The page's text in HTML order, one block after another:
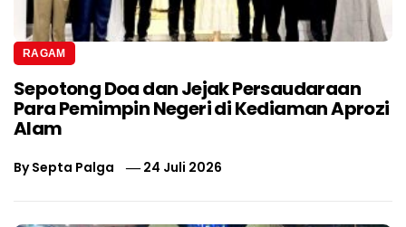
RAGAM
Sepotong Doa dan Jejak Persaudaraan
Para Pemimpin Negeri di Kediaman Aprozi
Alam
BySepta Palga 24 Juli 2026